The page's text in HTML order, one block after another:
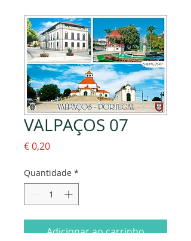
VALPAÇOS 07
€ 0,20Preço
Quantidade *
Adicionar ao carrinho